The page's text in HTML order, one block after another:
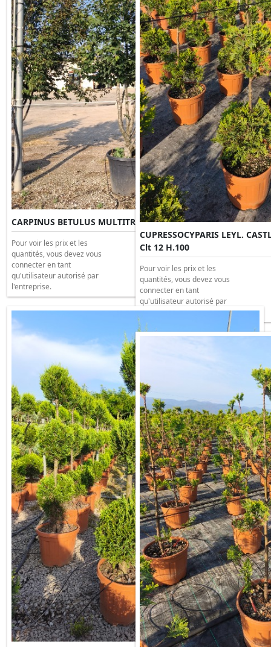
CARPINUS BETULUS MULTITRONC Clt 110 H.300/350
Pour voir les prix et les
quantités, vous devez vous
connecter en tant
qu'utilisateur autorisé par
l'entreprise.
CUPRESSOCYPARIS LEYL.
Clt 12 H.100
Pour voir les prix et les
quantités, vous devez vous
connecter en tant
qu'utilisateur autorisé par
l'entreprise.